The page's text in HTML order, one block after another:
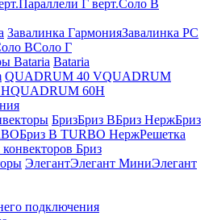
Параллели Г верт.Соло В
Завалинка ГармонияЗавалинка РС
ВСоло Г
Bataria Bataria
QUADRUM 40 VQUADRUM
QUADRUM 60H
БризБриз ВБриз НержБриз
Бриз В TURBO НержРешетка
Бриз
ЭлегантЭлегант МиниЭлегант
подключения